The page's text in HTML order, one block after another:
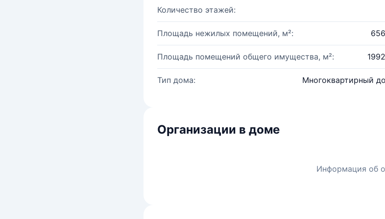
Количество этажей:
Площадь нежилых помещений, м²:
Площадь помещений общего имущества, м²:
Тип дома: Многоквартирный
Организации в доме
Информация об